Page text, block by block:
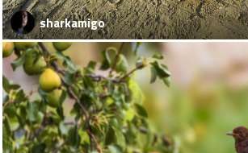
sharkamigo